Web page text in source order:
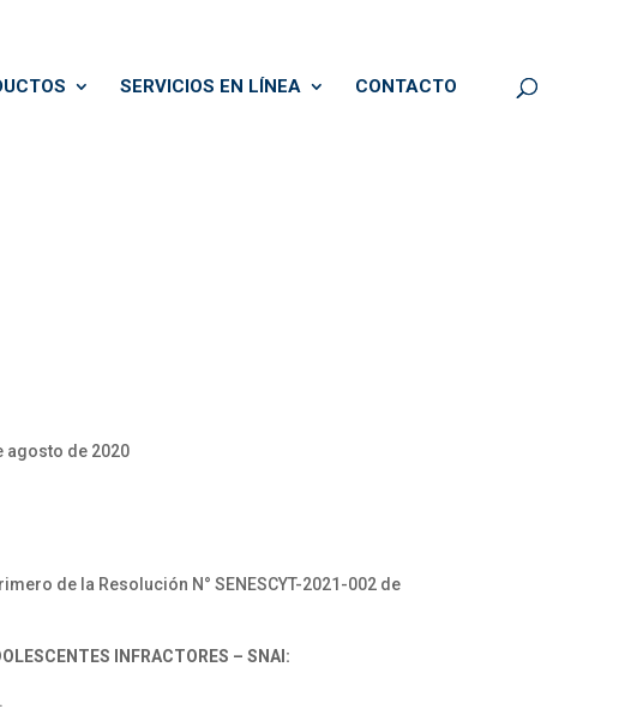
SERVICIOS EN LÍNEA CONTACTO
agosto de 2020
de la Resolución N° SENESCYT-2021-002 de
INFRACTORES – SNAI: